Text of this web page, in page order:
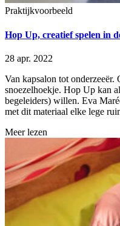
Praktijkvoorbeeld
Hop Up, creatief spelen in
28 apr. 2022
Van kapsalon tot
snoezelhoekje. Hop Up kan
begeleiders) willen. Eva
met dit materiaal elke lege
Meer lezen